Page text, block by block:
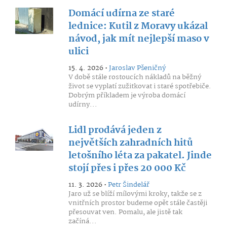
Domácí udírna ze staré
lednice: Kutil z Moravy ukázal
návod, jak mít nejlepší maso v
ulici
15. 4. 2026 •Jaroslav Pšeničný
V době stále rostoucích nákladů na běžný
život se vyplatí zužitkovat i staré spotřebiče.
Dobrým příkladem je výroba domácí
udírny...
Lidl prodává jeden z
největších zahradních hitů
letošního léta za pakatel. Jinde
stojí přes i přes 20 000 Kč
11. 3. 2026 •Petr Šindelář
Jaro už se blíží mílovými kroky, takže se z
vnitřních prostor budeme opět stále častěji
přesouvat ven. Pomalu, ale jistě tak
začíná...